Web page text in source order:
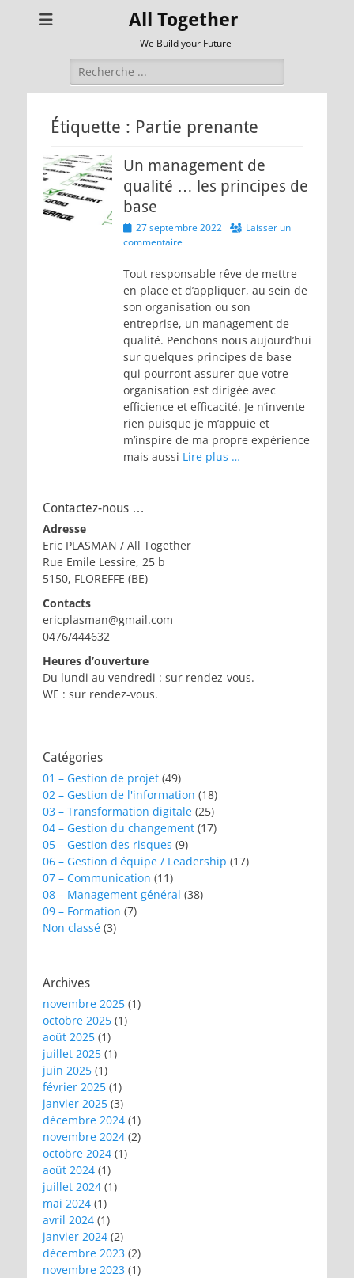
All Together
We Build your Future
Rechercher :
Étiquette : Partie prenante
Un management de
qualité … les principes de
base
Posted
on
27 septembre 2022
Laisser un
commentaire
Tout responsable rêve de mettre
en place et d’appliquer, au sein de
son organisation ou son
entreprise, un management de
qualité. Penchons nous aujourd’hui
sur quelques principes de base
qui pourront assurer que votre
organisation est dirigée avec
efficience et efficacité. Je n’invente
rien puisque je m’appuie et
m’inspire de ma propre expérience
mais aussi Lire plus …
Contactez-nous …
Adresse
Eric PLASMAN / All Together
Rue Emile Lessire, 25 b
5150, FLOREFFE (BE)
Contacts
ericplasman@gmail.com
0476/444632
Heures d’ouverture
Du lundi au vendredi : sur rendez-vous.
WE : sur rendez-vous.
Catégories
01 – Gestion de projet (49)
02 – Gestion de l'information (18)
03 – Transformation digitale (25)
04 – Gestion du changement (17)
05 – Gestion des risques (9)
06 – Gestion d'équipe / Leadership (17)
07 – Communication (11)
08 – Management général (38)
09 – Formation (7)
Non classé (3)
Archives
novembre 2025 (1)
octobre 2025 (1)
août 2025 (1)
juillet 2025 (1)
juin 2025 (1)
février 2025 (1)
janvier 2025 (3)
décembre 2024 (1)
novembre 2024 (2)
octobre 2024 (1)
août 2024 (1)
juillet 2024 (1)
mai 2024 (1)
avril 2024 (1)
janvier 2024 (2)
décembre 2023 (2)
novembre 2023 (1)